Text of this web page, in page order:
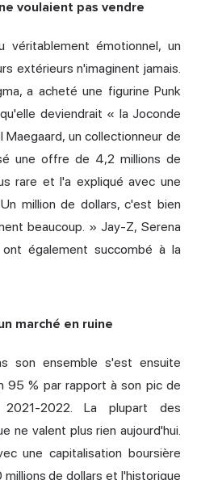
voulaient pas vendre
véritablement émotionnel, un
extérieurs n'imaginent jamais.
a acheté une figurine Punk
deviendrait « la Joconde
Maegaard, un collectionneur de
une offre de 4,2 millions de
rare et l'a expliqué avec une
million de dollars, c'est bien
beaucoup. » Jay-Z, Serena
également succombé à la
marché en ruine
son ensemble s'est ensuite
95 % par rapport à son pic de
2022. La plupart des
ne valent plus rien aujourd'hui.
une capitalisation boursière
de dollars et l'historique